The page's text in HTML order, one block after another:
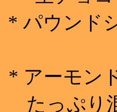
* パウンド
* アーモン
たっぷり